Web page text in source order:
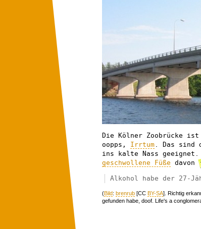
Die Kölner Zoobrücke
oopps, Irrtum . Das sind
ins kalte Nass geeignet.
geschwollene Füße davon
Alkohol habe der 27-
(Bild: brenrub [CC BY-SA]. Richtig
gefunden habe, doof. Life's a